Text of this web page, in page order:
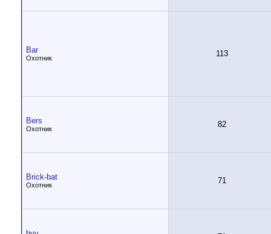
Bar
Охотник 113
Bers
Охотник 82
Brick-bat
Охотник 71